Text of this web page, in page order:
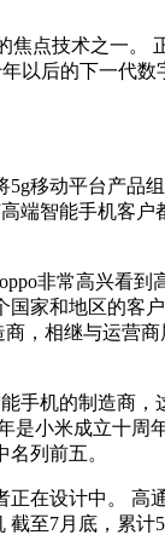
焦点技术之一。
以后的下一代
移动平台产品
智能手机客户
非常高兴看到
家和地区的客
，相继与运营
手机的制造商
小米成立十周
列前五。
在设计中。 高
至7月底，累计